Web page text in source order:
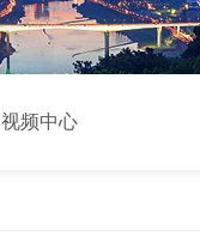
视频中心